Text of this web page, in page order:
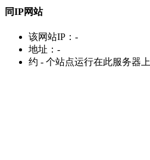
同IP网站
该网站IP： -
地址： -
约 - 个站点运行在此服务器上